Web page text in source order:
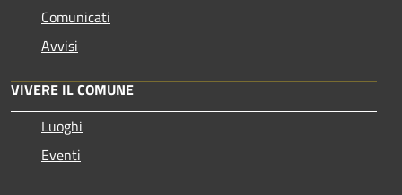
Comunicati
Avvisi
VIVERE IL COMUNE
Luoghi
Eventi